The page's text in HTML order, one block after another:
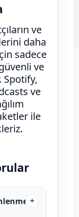
ve
daha
sadece
ve
Spotify,
ve
ile